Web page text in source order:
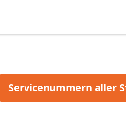
Servicenummern aller